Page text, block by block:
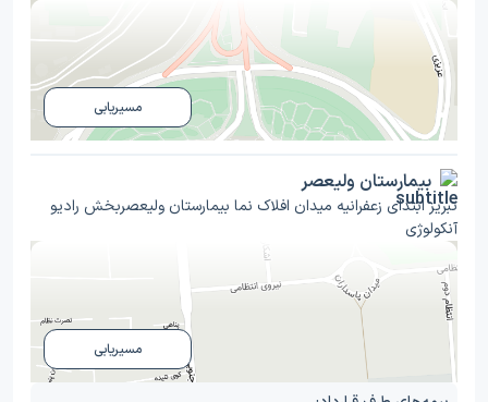
مسیریابی
بیمارستان ولیعصر
تبریز ابتدای زعفرانیه میدان افلاک نما بیمارستان ولیعصربخش رادیو
آنکولوژی
مسیریابی